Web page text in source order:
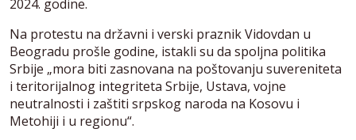
2024. godine.
Na protestu na državni i verski praznik Vidovdan u
Beogradu prošle godine, istakli su da spoljna politika
Srbije „mora biti zasnovana na poštovanju suvereniteta
i teritorijalnog integriteta Srbije, Ustava, vojne
neutralnosti i zaštiti srpskog naroda na Kosovu i
Metohiji i u regionu“.